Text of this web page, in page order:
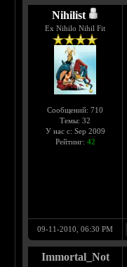
Nihilist
Ex Nihilo Nihil Fit
Сообщений: 710
Темы: 32
У нас с: Sep 2009
Рейтинг: 42
09-11-2010, 06:30 PM
Immortal_Not